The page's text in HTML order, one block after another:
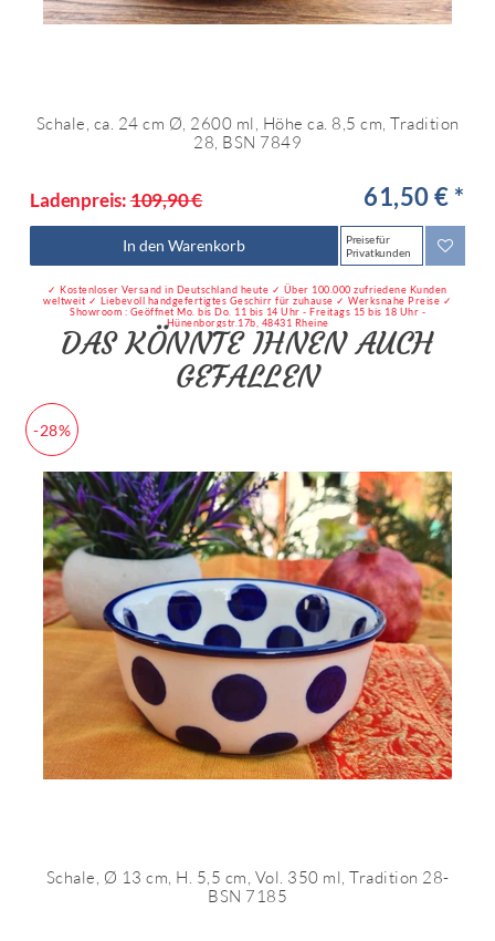
Schale, ca. 24 cm Ø, 2600 ml, Höhe ca. 8,5 cm, Tradition
28, BSN 7849
Ladenpreis:109,90 € 61,50 € *
In den Warenkorb
Preise für
Privatkunden
✓ Kostenloser Versand in Deutschland heute ✓ Über 100.000 zufriedene Kunden
weltweit ✓ Liebevoll handgefertigtes Geschirr für zuhause ✓ Werksnahe Preise ✓
Showroom : Geöffnet Mo. bis Do. 11 bis 14 Uhr - Freitags 15 bis 18 Uhr -
Hünenborgstr.17b, 48431 Rheine
DAS KÖNNTE IHNEN AUCH
GEFALLEN
-28%
Schale, Ø 13 cm, H. 5,5 cm, Vol. 350 ml, Tradition 28-
BSN 7185